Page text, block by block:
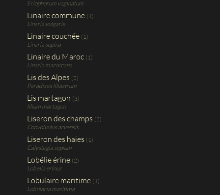
Eriophorum vaginatum
Linaire commune (1)
Linaria vulgaris
Linaire couchée (1)
Linaria supina
Linaire du Maroc (1)
Linaria maroccana
Lis des Alpes (2)
Paradisea liliastrum
Lis martagon (3)
lilium martagon
Liseron des champs (2)
Convolvulus arvensis
Liseron des haies (1)
Calystegia sepium
Lobélie érine (2)
Lobelia erinus
Lobulaire maritime (1)
Lobularia maritima